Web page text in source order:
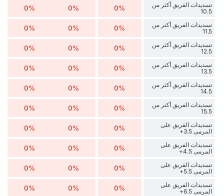
تسديدات الفريق أكثر من
10.5
0%
0%
0%
تسديدات الفريق أكثر من
11.5
0%
0%
0%
تسديدات الفريق أكثر من
12.5
0%
0%
0%
تسديدات الفريق أكثر من
13.5
0%
0%
0%
تسديدات الفريق أكثر من
14.5
0%
0%
0%
تسديدات الفريق أكثر من
15.5
0%
0%
0%
تسديدات الفريق على
المرمى 3.5+
0%
0%
0%
تسديدات الفريق على
المرمى 4.5+
0%
0%
0%
تسديدات الفريق على
المرمى 5.5+
0%
0%
0%
تسديدات الفريق على
المرمى 6.5+
0%
0%
0%